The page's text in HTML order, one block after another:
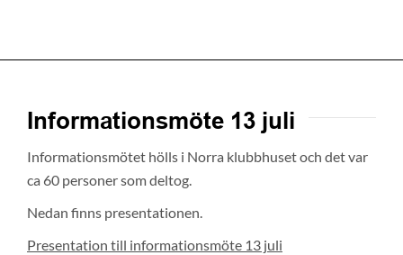
Informationsmöte 13 juli
Informationsmötet hölls i Norra klubbhuset och det var
ca 60 personer som deltog.
Nedan finns presentationen.
Presentation till informationsmöte 13 juli